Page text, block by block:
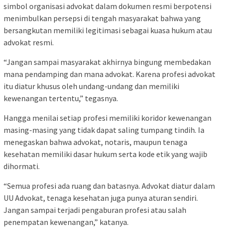
simbol organisasi advokat dalam dokumen resmi berpotensi
menimbulkan persepsi di tengah masyarakat bahwa yang
bersangkutan memiliki legitimasi sebagai kuasa hukum atau
advokat resmi.
“Jangan sampai masyarakat akhirnya bingung membedakan
mana pendamping dan mana advokat. Karena profesi advokat
itu diatur khusus oleh undang-undang dan memiliki
kewenangan tertentu,” tegasnya.
Hangga menilai setiap profesi memiliki koridor kewenangan
masing-masing yang tidak dapat saling tumpang tindih. Ia
menegaskan bahwa advokat, notaris, maupun tenaga
kesehatan memiliki dasar hukum serta kode etik yang wajib
dihormati.
“Semua profesi ada ruang dan batasnya. Advokat diatur dalam
UU Advokat, tenaga kesehatan juga punya aturan sendiri.
Jangan sampai terjadi pengaburan profesi atau salah
penempatan kewenangan,” katanya.